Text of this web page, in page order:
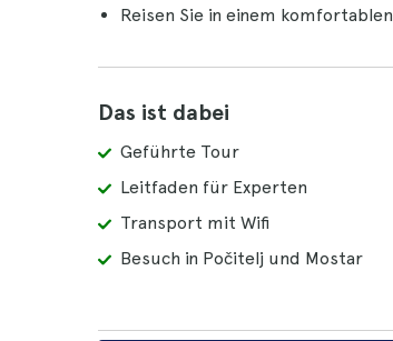
Reisen Sie in einem komfortablen
Das ist dabei
Geführte Tour
Leitfaden für Experten
Transport mit Wifi
Besuch in Počitelj und Mostar